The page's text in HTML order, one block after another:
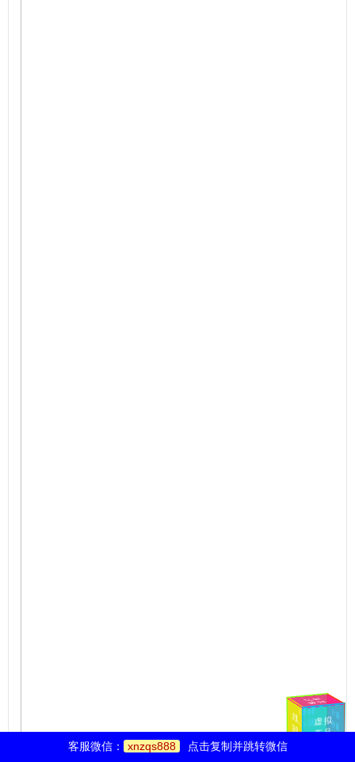
客服微信： xnzqs888 点击复制并跳转微信
虚
拟
产
品
变
现
赚
钱
微
信
赚
钱
虚
拟
项
目
立
即赚
钱